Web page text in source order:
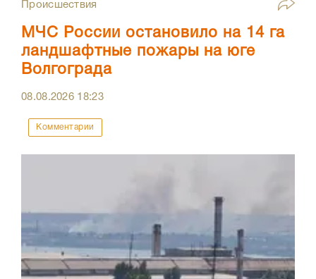
Происшествия
МЧС России остановило на 14 га
ландшафтные пожары на юге
Волгограда
08.08.2026 18:23
Комментарии